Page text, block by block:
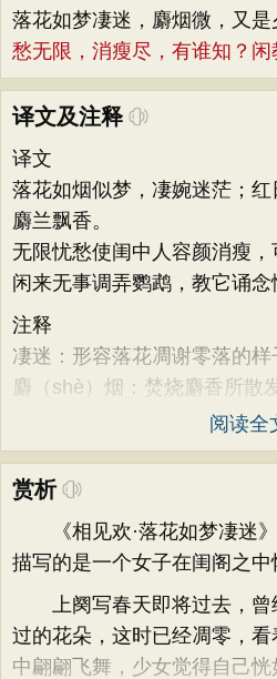
落花如梦凄迷，麝烟微，又是
愁无限，消瘦尽，有谁知？闲
译文及注释
译文
落花如烟似梦，凄婉迷茫；
麝兰飘香。
无限忧愁使闺中人容颜消瘦，
闲来无事调弄鹦鹉，教它诵念
注释
凄迷：形容落花凋谢零落的样
麝（shè）烟：焚烧麝香所散
阅读全
赏析
《相见欢·落花如梦凄迷》
描写的是一个女子在闺阁之中
上阕写春天即将过去，曾
过的花朵，这时已经凋零，
中翩翩飞舞，少女觉得自己